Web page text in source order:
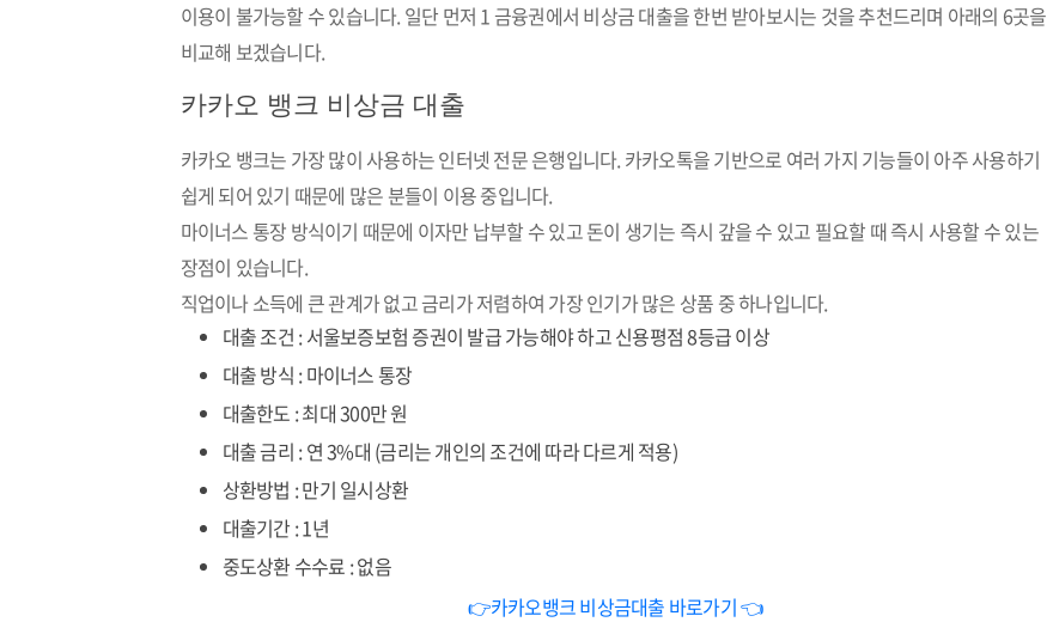
이용이 불가능할 수 있습니다. 일단 먼저 1 금융권에서 비상금 대출을 한번 받아보시는 것을 추천드리며 아래의 6곳을
비교해 보겠습니다.
카카오 뱅크 비상금 대출
카카오 뱅크는 가장 많이 사용하는 인터넷 전문 은행입니다. 카카오톡을 기반으로 여러 가지 기능들이 아주 사용하기
쉽게 되어 있기 때문에 많은 분들이 이용 중입니다.
마이너스 통장 방식이기 때문에 이자만 납부할 수 있고 돈이 생기는 즉시 갚을 수 있고 필요할 때 즉시 사용할 수 있는
장점이 있습니다.
직업이나 소득에 큰 관계가 없고 금리가 저렴하여 가장 인기가 많은 상품 중 하나입니다.
대출 조건 : 서울보증보험 증권이 발급 가능해야 하고 신용평점 8등급 이상
대출 방식 : 마이너스 통장
대출한도 : 최대 300만 원
대출 금리 : 연 3%대 (금리는 개인의 조건에 따라 다르게 적용)
상환방법 : 만기 일시상환
대출기간 : 1년
중도상환 수수료 : 없음
👉카카오뱅크 비상금대출 바로가기 👈